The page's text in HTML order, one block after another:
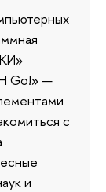
Go!» —
с
и